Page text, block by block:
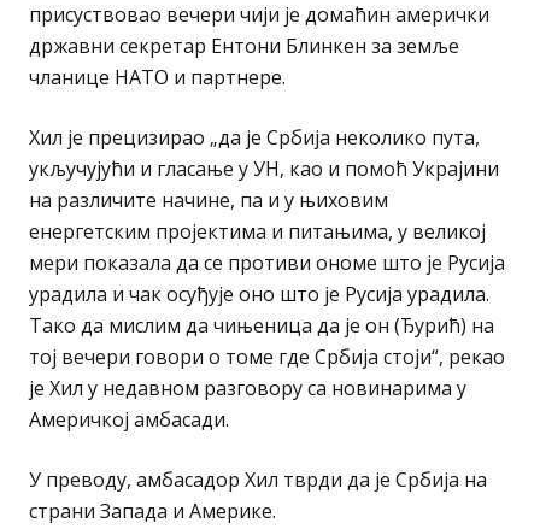
присуствовао вечери чији је домаћин амерички
државни секретар Ентони Блинкен за земље
чланице НАТО и партнере.
Хил је прецизирао „да је Србија неколико пута,
укључујући и гласање у УН, као и помоћ Украјини
на различите начине, па и у њиховим
енергетским пројектима и питањима, у великој
мери показала да се противи ономе што је Русија
урадила и чак осуђује оно што је Русија урадила.
Тако да мислим да чињеница да је он (Ђурић) на
тој вечери говори о томе где Србија стоји“, рекао
је Хил у недавном разговору са новинарима у
Америчкој амбасади.
У преводу, амбасадор Хил тврди да је Србија на
страни Запада и Америке.